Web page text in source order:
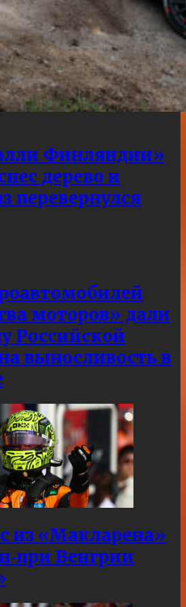
Финляндии»
дерево и
перевернулся
моторов» дали
Российской
выносливость в
из «Макларена»
Венгрии